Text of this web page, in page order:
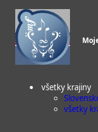
všetky krajiny
všetky